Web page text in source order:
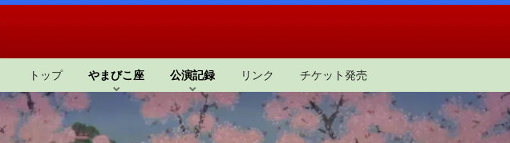
トップ やまびこ座 公演記録 リンク チケット発売